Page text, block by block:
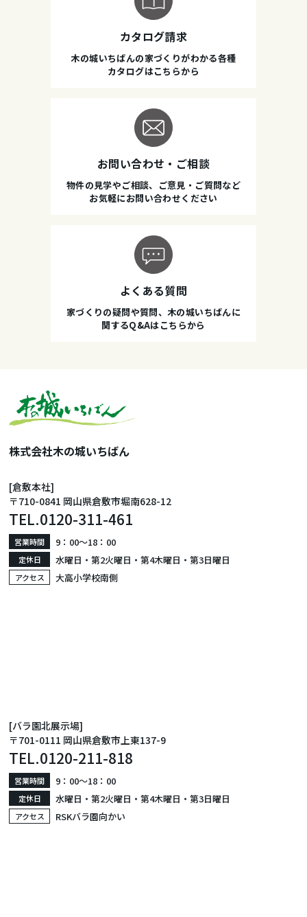
カタログ請求
木の城いちばんの家づくりがわかる各種
カタログはこちらから
お問い合わせ・ご相談
物件の見学やご相談、ご意見・ご質問など
お気軽にお問い合わせください
よくある質問
家づくりの疑問や質問、木の城いちばんに
関するQ&Aはこちらから
株式会社木の城いちばん
[倉敷本社]
〒710-0841 岡山県倉敷市堀南628-12
TEL.0120-311-461
営業時間 9：00〜18：00
定休日 水曜日・第2火曜日・第4木曜日・第3日曜日
アクセス 大高小学校南側
[バラ園北展示場]
〒701-0111 岡山県倉敷市上東137-9
TEL.0120-211-818
営業時間 9：00〜18：00
定休日 水曜日・第2火曜日・第4木曜日・第3日曜日
アクセス RSKバラ園向かい